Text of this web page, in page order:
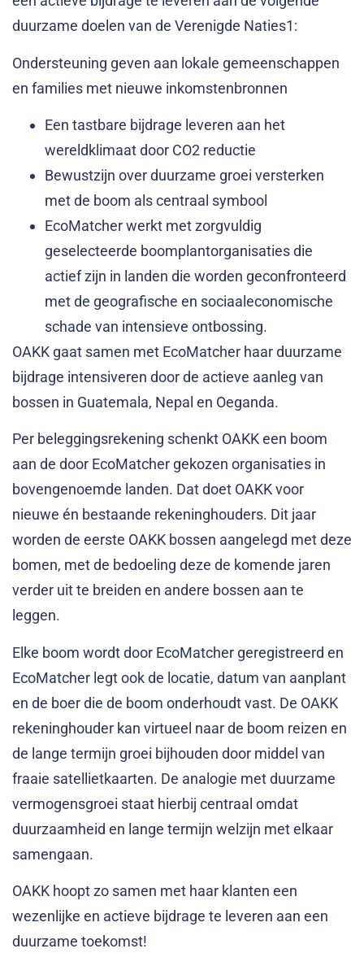
duurzame doelen van de Verenigde Naties1:
Ondersteuning geven aan lokale gemeenschappen
en families met nieuwe inkomstenbronnen
Een tastbare bijdrage leveren aan het
wereldklimaat door CO2 reductie
Bewustzijn over duurzame groei versterken
met de boom als centraal symbool
EcoMatcher werkt met zorgvuldig
geselecteerde boomplantorganisaties die
actief zijn in landen die worden geconfronteerd
met de geografische en sociaaleconomische
schade van intensieve ontbossing.
OAKK gaat samen met EcoMatcher haar duurzame
bijdrage intensiveren door de actieve aanleg van
bossen in Guatemala, Nepal en Oeganda.
Per beleggingsrekening schenkt OAKK een boom
aan de door EcoMatcher gekozen organisaties in
bovengenoemde landen. Dat doet OAKK voor
nieuwe én bestaande rekeninghouders. Dit jaar
worden de eerste OAKK bossen aangelegd met deze
bomen, met de bedoeling deze de komende jaren
verder uit te breiden en andere bossen aan te
leggen.
Elke boom wordt door EcoMatcher geregistreerd en
EcoMatcher legt ook de locatie, datum van aanplant
en de boer die de boom onderhoudt vast. De OAKK
rekeninghouder kan virtueel naar de boom reizen en
de lange termijn groei bijhouden door middel van
fraaie satellietkaarten. De analogie met duurzame
vermogensgroei staat hierbij centraal omdat
duurzaamheid en lange termijn welzijn met elkaar
samengaan.
OAKK hoopt zo samen met haar klanten een
wezenlijke en actieve bijdrage te leveren aan een
duurzame toekomst!